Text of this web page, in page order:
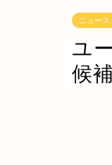
ニュース
ユ
候